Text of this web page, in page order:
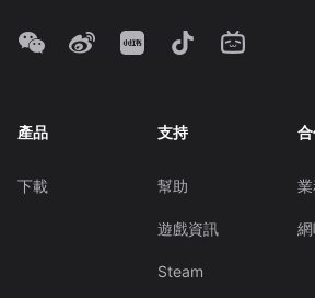
產品
下載
支持
幫助
遊戲資訊
Steam